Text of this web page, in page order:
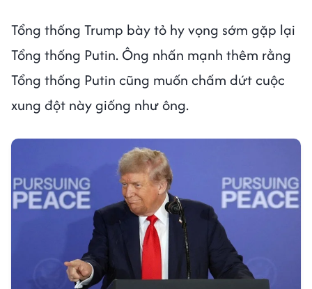
Tổng thống Trump bày tỏ hy vọng sớm gặp lại
Tổng thống Putin. Ông nhấn mạnh thêm rằng
Tổng thống Putin cũng muốn chấm dứt cuộc
xung đột này giống như ông.